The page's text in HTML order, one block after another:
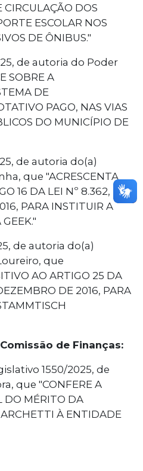
CIRCULAÇÃO DOS
ESCOLAR NOS
DE ÔNIBUS."
de autoria do Poder
SOBRE A
DE
PAGO, NAS VIAS
DO MUNICÍPIO DE
de autoria do(a)
que "ACRESCENTA
16 DA LEI Nº 8.362, DE
PARA INSTITUIR A
de autoria do(a)
que
AO ARTIGO 25 DA
DE 2016, PARA
de Finanças:
1550/2025, de
que "CONFERE A
DO MÉRITO DA
À ENTIDADE